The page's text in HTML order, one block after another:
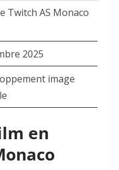
Twitch AS Monaco
2025
image
en